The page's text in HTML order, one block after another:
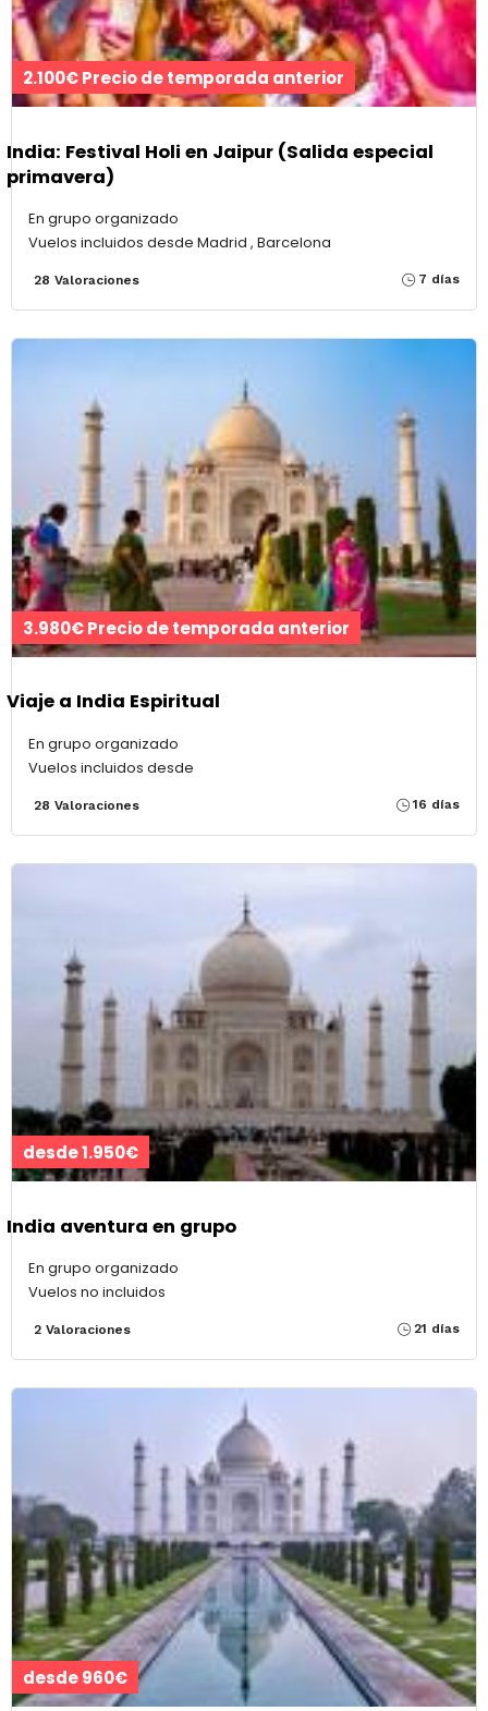
2.100€ Precio de temporada anterior
India: Festival Holi en Jaipur (Salida especial
primavera)
En grupo organizado
Vuelos incluidos desde Madrid , Barcelona
28 Valoraciones 7 días
3.980€ Precio de temporada anterior
Viaje a India Espiritual
En grupo organizado
Vuelos incluidos desde
28 Valoraciones 16 días
desde 1.950€
India aventura en grupo
En grupo organizado
Vuelos no incluidos
2 Valoraciones 21 días
desde 960€